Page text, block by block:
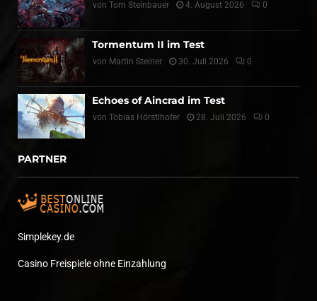
von Tom Steinbauer 4. August 2026 0
Tormentum II im Test
von Martin Steiner 30. Juli 2026 0
Echoes of Aincrad im Test
von Tobias Hörstlhofer 28. Juli 2026 0
PARTNER
Simplekey.de
Casino Freispiele ohne Einzahlung